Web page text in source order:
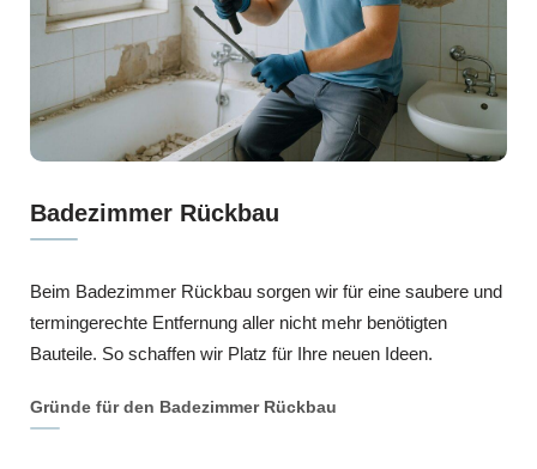
Badezimmer Rückbau
Beim Badezimmer Rückbau sorgen wir für eine saubere und
termingerechte Entfernung aller nicht mehr benötigten
Bauteile. So schaffen wir Platz für Ihre neuen Ideen.
Gründe für den Badezimmer Rückbau